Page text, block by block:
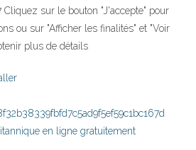
sur le bouton "J'accepte" pour
ou sur "Afficher les finalités" et "Voir
plus de détails
en ligne gratuitement